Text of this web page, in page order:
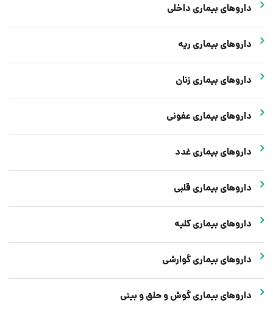
داروهای بیماری داخلی
داروهای بیماری ریه
داروهای بیماری زنان
داروهای بیماری عفونی
داروهای بیماری غدد
داروهای بیماری قلبی
داروهای بیماری کلیه
داروهای بیماری گوارشی
داروهای بیماری گوش و حلق و بینی